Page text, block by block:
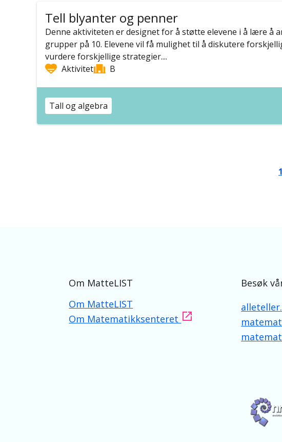
Tell blyanter og penner
Denne aktiviteten er designet for å støtte elevene i å lære å
grupper på 10. Elevene vil få mulighet til å diskutere
vurdere forskjellige strategier....
Aktivitet
B
Tall og algebra
1
Om MatteLIST
Om MatteLIST
Om Matematikksenteret
Besøk